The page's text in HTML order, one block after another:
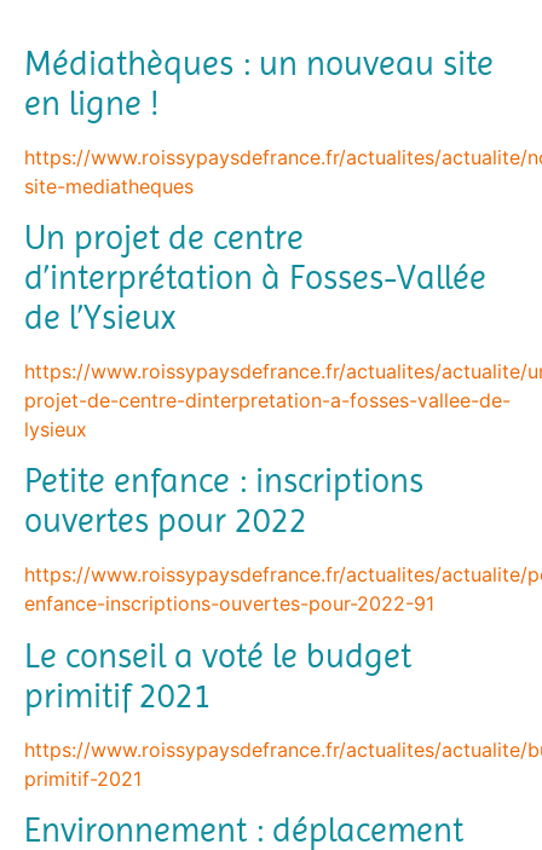
Médiathèques : un nouveau site
en ligne !
https://www.roissypaysdefrance.fr/actualites/actualite/
site-mediatheques
Un projet de centre
d’interprétation à Fosses-Vallée
de l’Ysieux
https://www.roissypaysdefrance.fr/actualites/actualite/
projet-de-centre-dinterpretation-a-fosses-vallee-de-
lysieux
Petite enfance : inscriptions
ouvertes pour 2022
https://www.roissypaysdefrance.fr/actualites/actualite/
enfance-inscriptions-ouvertes-pour-2022-91
Le conseil a voté le budget
primitif 2021
https://www.roissypaysdefrance.fr/actualites/actualite/
primitif-2021
Environnement : déplacement